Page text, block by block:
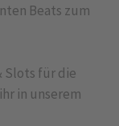
Beats zum
Slots für die
in unserem